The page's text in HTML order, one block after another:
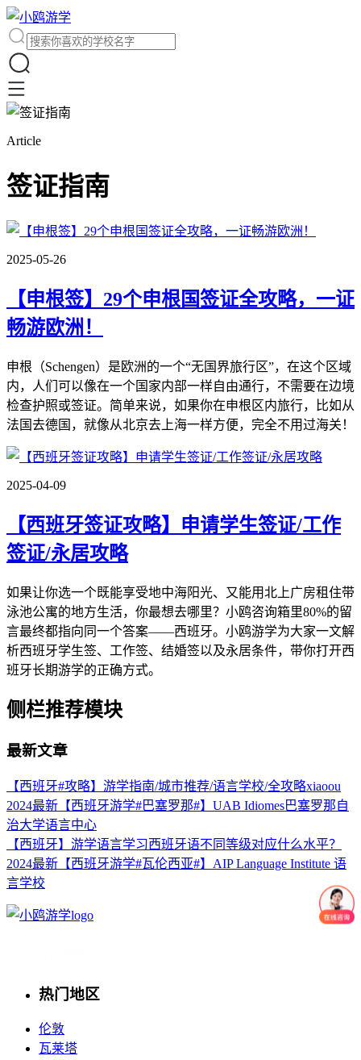
Article
签证指南
2025-05-26
【申根签】29个申根国签证全攻略，一证
畅游欧洲！
申根（Schengen）是欧洲的一个“无国界旅行区”，在这个区域
内，人们可以像在一个国家内部一样自由通行，不需要在边境
检查护照或签证。简单来说，如果你在申根区内旅行，比如从
法国去德国，就像从北京去上海一样方便，完全不用过海关！
2025-04-09
【西班牙签证攻略】申请学生签证/工作
签证/永居攻略
如果让你选一个既能享受地中海阳光、又能用北上广房租住带
泳池公寓的地方生活，你最想去哪里？小鸥咨询箱里80%的留
言最终都指向同一个答案——西班牙。小鸥游学为大家一文解
析西班牙学生签、工作签、结婚签以及永居条件，带你打开西
班牙长期游学的正确方式。
侧栏推荐模块
最新文章
【西班牙#攻略】游学指南/城市推荐/语言学校/全攻略xiaoou
2024最新【西班牙游学#巴塞罗那#】UAB Idiomes巴塞罗那自
治大学语言中心
【西班牙】游学语言学习西班牙语不同等级对应什么水平？
2024最新【西班牙游学#瓦伦西亚#】AIP Language Institute 语
言学校
热门地区
伦敦
瓦莱塔